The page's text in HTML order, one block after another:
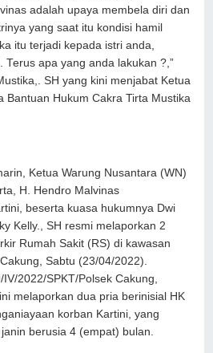
adalah upaya membela diri dan
yang saat itu kondisi hamil
itu terjadi kepada istri anda,
Terus apa yang anda lakukan ?,”
SH yang kini menjabat Ketua
Bantuan Hukum Cakra Tirta Mustika
Ketua Warung Nusantara (WN)
H. Hendro Malvinas
beserta kuasa hukumnya Dwi
Kelly., SH resmi melaporkan 2
Rumah Sakit (RS) di kawasan
Sabtu (23/04/2022).
2022/SPKT/Polsek Cakung,
melaporkan dua pria berinisial HK
korban Kartini, yang
berusia 4 (empat) bulan.